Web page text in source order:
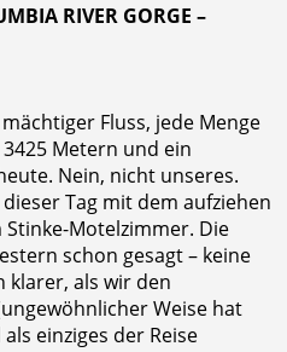
RIVER GORGE –
Fluss, jede Menge
Metern und ein
Nein, nicht unseres.
Tag mit dem aufziehen
Motelzimmer. Die
schon gesagt – keine
klarer, als wir den
Weise hat
einziges der Reise